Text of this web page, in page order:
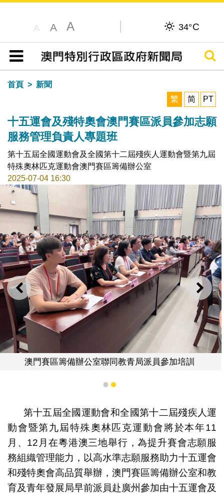
A A A 34°C
目錄
搜尋
首頁
新聞
繁
简 PT
十五運會及殘特奧會澳門賽區派員參加志願
服務管理負責人專題班
第十五屆全國運動會及全國第十二屆殘疾人運動會暨第九屆
特殊奧林匹克運動會澳門賽區籌備辦公室
2025-07-04 16:30
上一則 下一
澳門賽區籌備辦公室聯同教青局派員參加培訓
1 2
第十五屆全國運動會和全國第十二屆殘疾人運
動會暨第九屆特殊奧林匹克運動會將於本年11
月、12月在粵港澳三地舉行，為提升賽會志願服
務組織管理能力，以高水準志願服務助力十五運會
和殘特奧會高品質舉辦，澳門賽區籌備辦公室和教
育及青年發展局早前派員赴廣州參加由十五運會及